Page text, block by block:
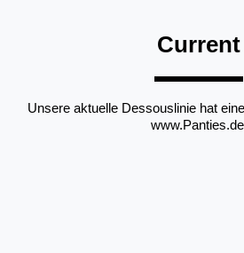
Current
Unsere aktuelle Dessouslinie hat